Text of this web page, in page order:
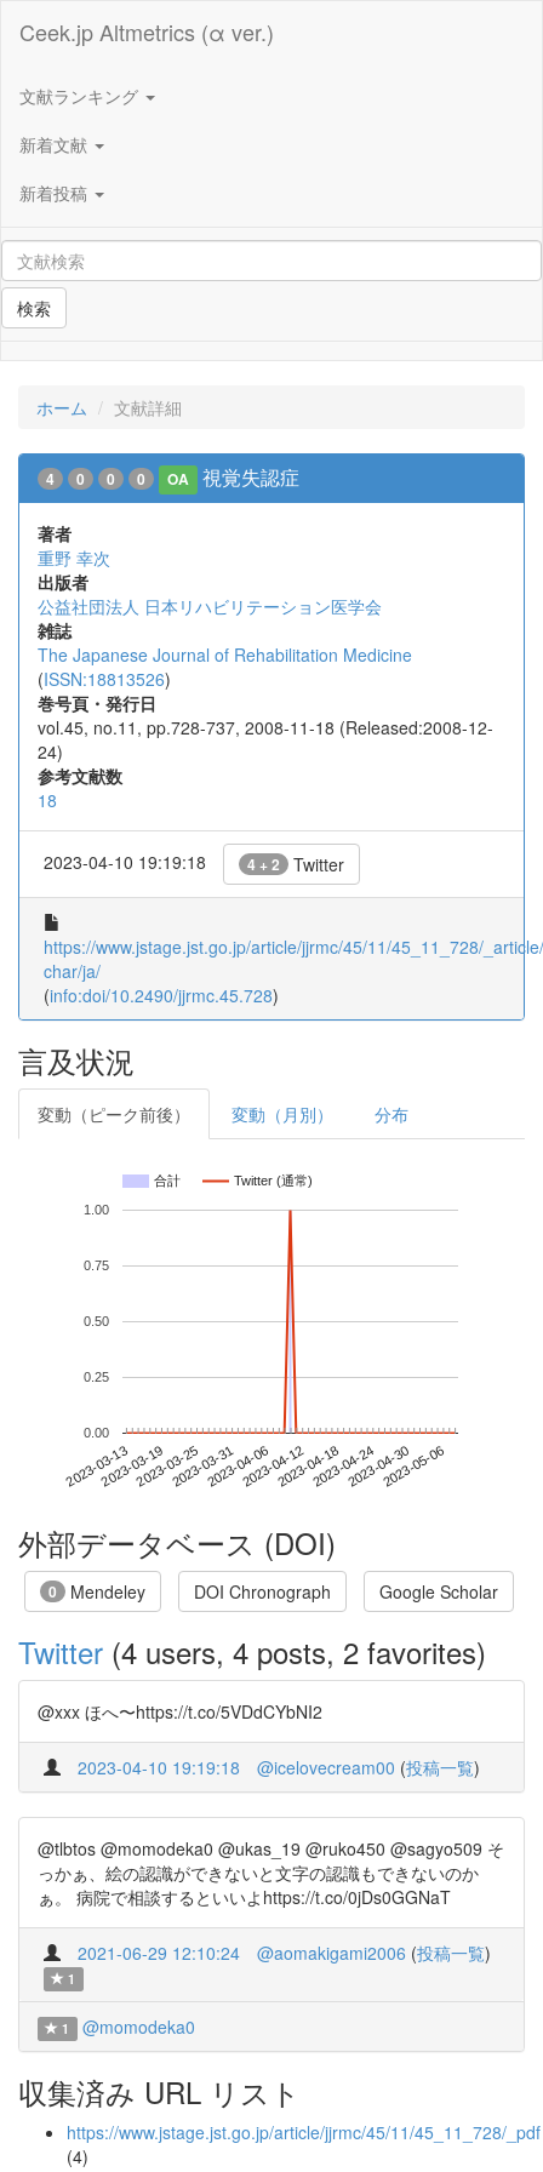
Ceek.jp Altmetrics (α ver.)
文献ランキング
新着文献
新着投稿
検索
ホーム 文献詳細
4 0 0 0 OA 視覚失認症
著者
重野 幸次
出版者
公益社団法人 日本リハビリテーション医学会
雑誌
The Japanese Journal of Rehabilitation Medicine
(ISSN:18813526)
巻号頁・発行日
vol.45, no.11, pp.728-737, 2008-11-18 (Released:2008-12-
24)
参考文献数
18
2023-04-10 19:19:18 4 + 2 Twitter
https://www.jstage.jst.go.jp/article/jjrmc/45/11/45_11_728/
char/ja/
(info:doi/10.2490/jjrmc.45.728)
言及状況
変動（ピーク前後） 変動（月別） 分布
合計 Twitter (通常)
2023-03-132023-03-192023-03-252023-03-312023-04-062023-04-122023-04-182023-04-242023-04-302023-05-06
0.00
0.25
0.50
0.75
1.00
外部データベース (DOI)
0 Mendeley DOI Chronograph Google Scholar
Twitter (4 users, 4 posts, 2 favorites)
@xxx ほへ〜https://t.co/5VDdCYbNI2
2023-04-10 19:19:18 @icelovecream00 (投稿一覧)
@tlbtos @momodeka0 @ukas_19 @ruko450 @sagyo509 そ
っかぁ、絵の認識ができないと文字の認識もできないのか
ぁ。 病院で相談するといいよhttps://t.co/0jDs0GGNaT
2021-06-29 12:10:24 @aomakigami2006 (投稿一覧)
1
1 @momodeka0
収集済み URL リスト
https://www.jstage.jst.go.jp/article/jjrmc/45/11/45_11_728/_pdf
(4)